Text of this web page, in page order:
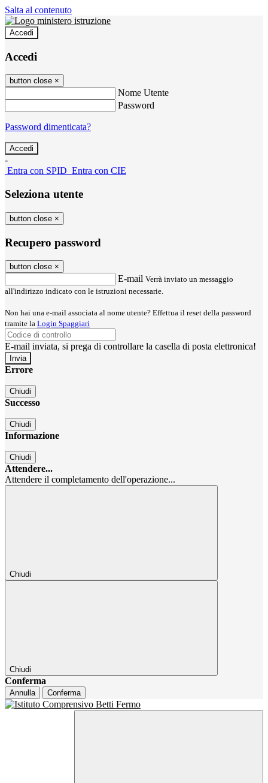
Salta al contenuto
Accedi
Accedi
button close ×
Nome Utente
Password
Password dimenticata?
-
Entra con SPID Entra con CIE
Seleziona utente
button close ×
Recupero password
button close ×
E-mail Verrà inviato un messaggio
all'indirizzo indicato con le istruzioni necessarie.
Non hai una e-mail associata al nome utente? Effettua il reset della password
tramite la Login Spaggiari
E-mail inviata, si prega di controllare la casella di posta elettronica!
Errore
Chiudi
Successo
Chiudi
Informazione
Chiudi
Attendere...
Attendere il completamento dell'operazione...
Chiudi
Chiudi
Conferma
Annulla Conferma